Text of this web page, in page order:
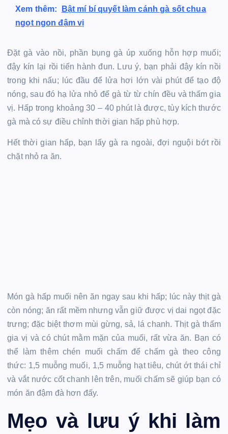
Xem thêm:
Bật mí bí quyết làm cánh gà sốt chua
ngọt ngon đậm vị
Đặt gà vào nồi, phần bụng gà úp xuống hỗn hợp muối;
đậy kín lại rồi tiến hành đun. Lưu ý, bạn phải đậy kín nồi
trong khi nấu; lúc đầu để lửa hơi lớn vài phút để tạo độ
nóng, sau đó hạ lửa nhỏ để gà từ từ chín đều và thấm gia
vị. Hấp trong khoảng 30 – 40 phút là được, tùy kích thước
gà mà có sự điều chỉnh thời gian hấp phù hợp.
Hết thời gian hấp, bạn lấy gà ra ngoài, đợi nguội bớt rồi
chặt nhỏ ra ăn.
Món gà hấp muối nên ăn ngay sau khi hấp; lúc này thịt gà
còn nóng; ăn rất mềm nhưng vẫn giữ được vị dai ngọt đặc
trưng; đặc biệt thơm mùi gừng, sả, lá chanh. Thịt gà thấm
gia vị và có chút mằm mặn của muối, rất vừa ăn. Bạn có
thể làm thêm chén muối chấm để chấm gà theo công
thức: 1,5 muỗng muối, 1,5 muỗng hạt tiêu, chút ớt thái chỉ
và vắt nước cốt chanh lên trên, muối chấm sẽ giúp bạn có
món ăn đậm đà hơn đấy.
Mẹo và lưu ý khi làm